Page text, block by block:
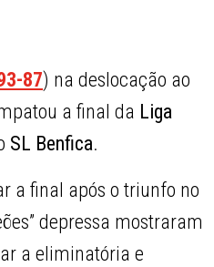
87) na deslocação ao
a final da Liga
SL Benfica.
a final após o triunfo no
depressa mostraram
a eliminatória e